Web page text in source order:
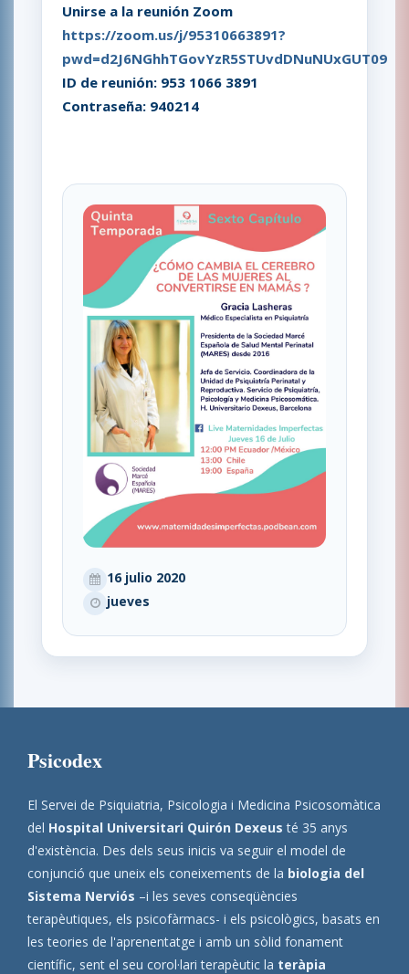
Unirse a la reunión Zoom
https://zoom.us/j/95310663891?
pwd=d2J6NGhhTGovYzR5STUvdDNuNUxGUT09
ID de reunión: 953 1066 3891
Contraseña: 940214
16 julio 2020
jueves
Psicodex
El Servei de Psiquiatria, Psicologia i Medicina Psicosomàtica
del Hospital Universitari Quirón Dexeus té 35 anys
d'existència. Des dels seus inicis va seguir el model de
conjunció que uneix els coneixements de la biologia del
Sistema Nerviós –i les seves conseqüències
terapèutiques, els psicofàrmacs- i els psicològics, basats en
les teories de l'aprenentatge i amb un sòlid fonament
científic, sent el seu corol·lari terapèutic la teràpia